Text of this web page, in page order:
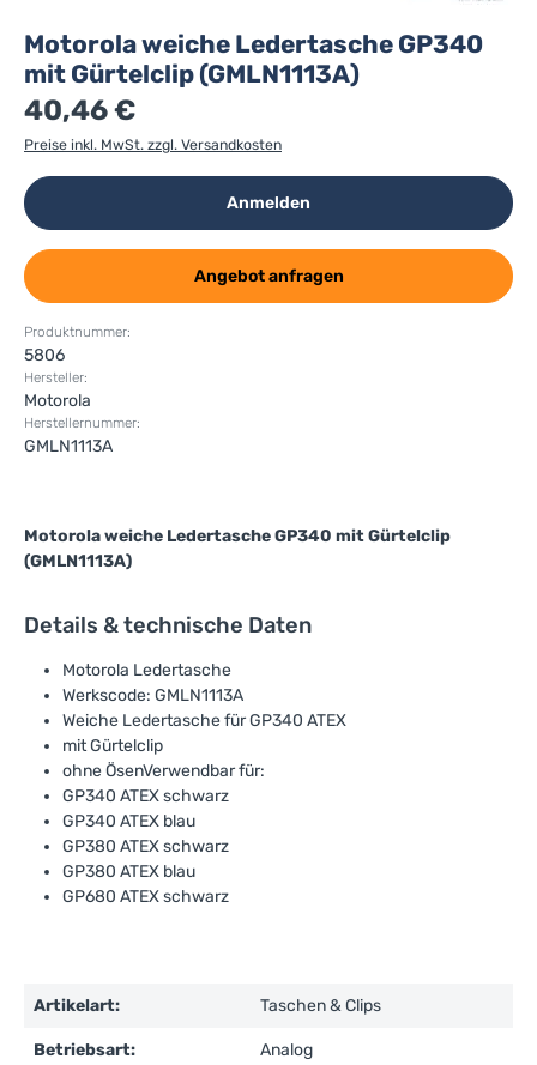
Motorola weiche Ledertasche GP340
mit Gürtelclip (GMLN1113A)
40,46 €
Preise inkl. MwSt. zzgl. Versandkosten
Anmelden
Angebot anfragen
Produktnummer:
5806
Hersteller:
Motorola
Herstellernummer:
GMLN1113A
Motorola weiche Ledertasche GP340 mit Gürtelclip
(GMLN1113A)
Details & technische Daten
Motorola Ledertasche
Werkscode: GMLN1113A
Weiche Ledertasche für GP340 ATEX
mit Gürtelclip
ohne ÖsenVerwendbar für:
GP340 ATEX schwarz
GP340 ATEX blau
GP380 ATEX schwarz
GP380 ATEX blau
GP680 ATEX schwarz
Artikelart: Taschen & Clips
Betriebsart: Analog